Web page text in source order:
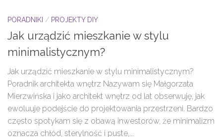
PORADNIKI / PROJEKTY DIY
Jak urządzić mieszkanie w stylu
minimalistycznym?
Jak urządzić mieszkanie w stylu minimalistycznym?
Poradnik architekta wnętrz Nazywam się Małgorzata
Mierzwińska i jako architekt wnętrz od lat obserwuję, jak
ewoluuje podejście do projektowania przestrzeni. Bardzo
często spotykam się z obawą inwestorów, że minimalizm
oznacza chłód, sterylność i puste,...